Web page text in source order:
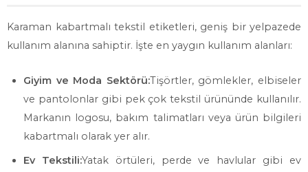
Karaman kabartmalı tekstil etiketleri, geniş bir yelpazede
kullanım alanına sahiptir. İşte en yaygın kullanım alanları:
Giyim ve Moda Sektörü:Tişörtler, gömlekler, elbiseler
ve pantolonlar gibi pek çok tekstil ürününde kullanılır.
Markanın logosu, bakım talimatları veya ürün bilgileri
kabartmalı olarak yer alır.
Ev Tekstili:Yatak örtüleri, perde ve havlular gibi ev